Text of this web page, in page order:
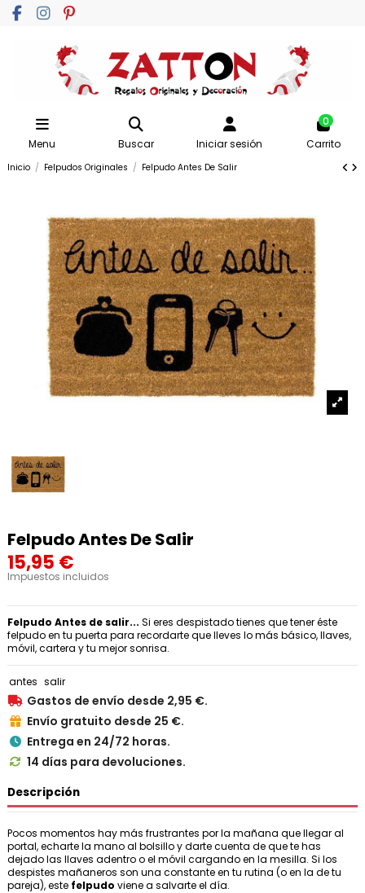
Menu Buscar Iniciar sesión
0
Carrito
Inicio Felpudos Originales Felpudo Antes De Salir
Felpudo Antes De Salir
15,95 €
Impuestos incluidos
Felpudo Antes de salir... Si eres despistado tienes que tener éste
felpudo en tu puerta para recordarte que lleves lo más básico, llaves,
móvil, cartera y tu mejor sonrisa.
antes salir
 Gastos de envío desde 2,95 €.
 Envío gratuito desde 25 €.
 Entrega en 24/72 horas.
 14 días para devoluciones.
Descripción
Pocos momentos hay más frustrantes por la mañana que llegar al
portal, echarte la mano al bolsillo y darte cuenta de que te has
dejado las llaves adentro o el móvil cargando en la mesilla. Si los
despistes mañaneros son una constante en tu rutina (o en la de tu
pareja), este felpudo viene a salvarte el día.